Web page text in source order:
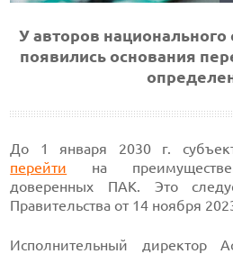
У авторов
появились основания
До 1 января 2030 г.
перейти на
доверенных ПАК. Это
Правительства от 14 ноября
Исполнительный директор